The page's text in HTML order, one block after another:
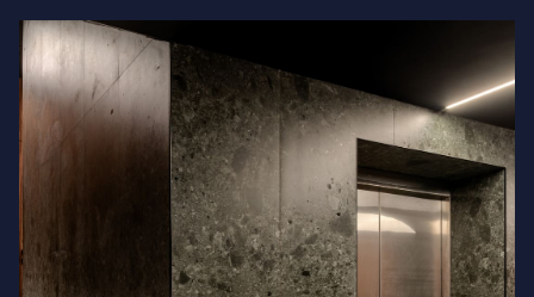
вашій омріяній квартирі: консьєрж-сервіс з
радістю прийде на допомогу у потрібний
момент, підземний паркінг прибере
хвилювання про безпеку вашого авто, а
власний дитячий майданчик з безпечним
покриттям та ботанічний сад імені Гришка,
що в 200 метрах від комплексу, дозволить
нашим найменшим мешканцям радіти